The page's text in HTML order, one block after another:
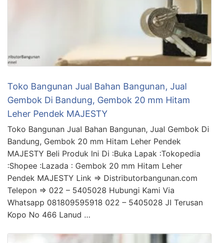
Toko Bangunan Jual Bahan Bangunan, Jual
Gembok Di Bandung, Gembok 20 mm Hitam
Leher Pendek MAJESTY
Toko Bangunan Jual Bahan Bangunan, Jual Gembok Di
Bandung, Gembok 20 mm Hitam Leher Pendek
MAJESTY Beli Produk Ini Di :Buka Lapak :Tokopedia
:Shopee :Lazada : Gembok 20 mm Hitam Leher
Pendek MAJESTY Link => Distributorbangunan.com
Telepon => 022 – 5405028 Hubungi Kami Via
Whatsapp 081809595918 022 – 5405028 Jl Terusan
Kopo No 466 Lanud …